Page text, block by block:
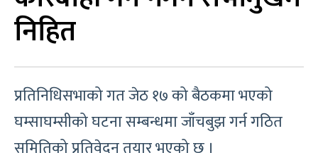
निहित
प्रतिनिधिसभाको गत जेठ १७ को बैठकमा भएको
घम्साघम्सीको घटना सम्बन्धमा जाँचबुझ गर्न गठित